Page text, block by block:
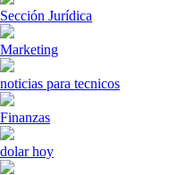
Sección Jurídica
Marketing
noticias para tecnicos
Finanzas
dolar hoy